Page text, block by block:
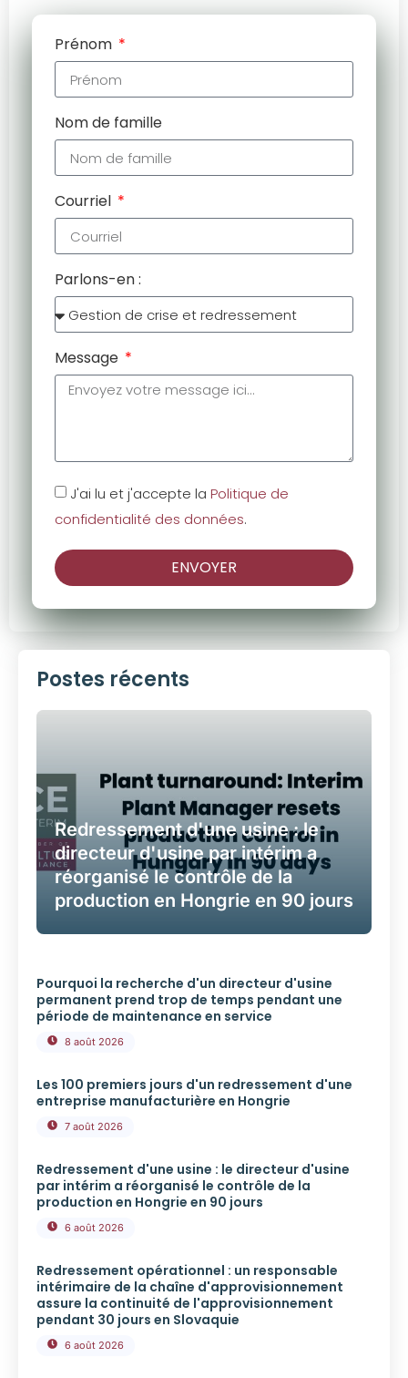
Prénom
Nom de famille
Courriel
Parlons-en :
Message
J'ai lu et j'accepte la Politique de
confidentialité des données.
ENVOYER
Postes récents
Redressement d'une usine : le
directeur d'usine par intérim a
réorganisé le contrôle de la
production en Hongrie en 90 jours
Pourquoi la recherche d'un directeur d'usine
permanent prend trop de temps pendant une
période de maintenance en service
8 août 2026
Les 100 premiers jours d'un redressement d'une
entreprise manufacturière en Hongrie
7 août 2026
Redressement d'une usine : le directeur d'usine
par intérim a réorganisé le contrôle de la
production en Hongrie en 90 jours
6 août 2026
Redressement opérationnel : un responsable
intérimaire de la chaîne d'approvisionnement
assure la continuité de l'approvisionnement
pendant 30 jours en Slovaquie
6 août 2026